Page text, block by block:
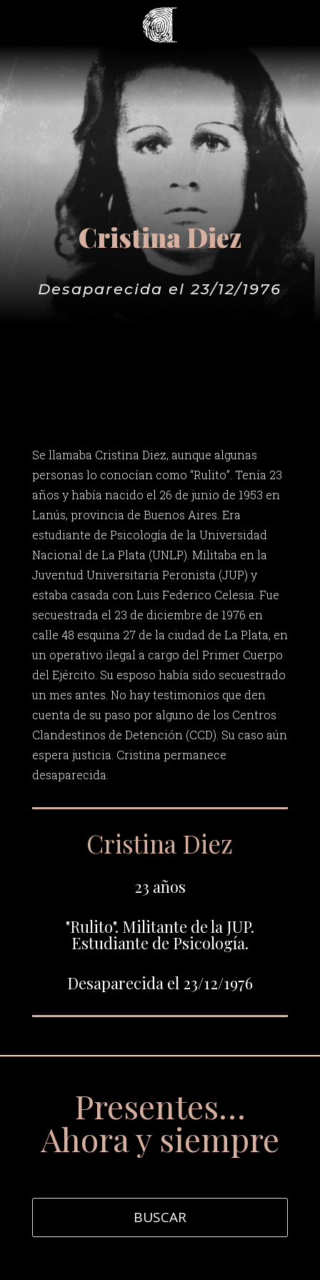
Cristina Diez
Desaparecida el 23/12/1976
Se llamaba Cristina Diez, aunque algunas
personas lo conocían como “Rulito”. Tenía 23
años y había nacido el 26 de junio de 1953 en
Lanús, provincia de Buenos Aires. Era
estudiante de Psicología de la Universidad
Nacional de La Plata (UNLP). Militaba en la
Juventud Universitaria Peronista (JUP) y
estaba casada con Luis Federico Celesia. Fue
secuestrada el 23 de diciembre de 1976 en
calle 48 esquina 27 de la ciudad de La Plata, en
un operativo ilegal a cargo del Primer Cuerpo
del Ejército. Su esposo había sido secuestrado
un mes antes. No hay testimonios que den
cuenta de su paso por alguno de los Centros
Clandestinos de Detención (CCD). Su caso aún
espera justicia. Cristina permanece
desaparecida.
Cristina Diez
23 años
"Rulito". Militante de la JUP.
Estudiante de Psicología.
Desaparecida el 23/12/1976
Presentes…
Ahora y siempre